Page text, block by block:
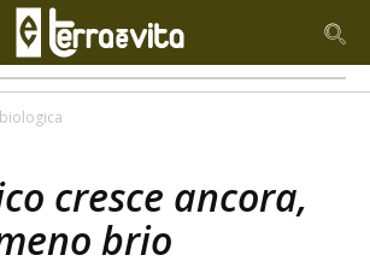
cresce ancora,
brio